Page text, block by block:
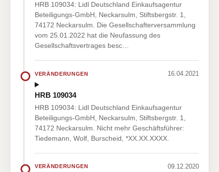
HRB 109034: Lidl Deutschland Einkaufsagentur
Beteiligungs-GmbH, Neckarsulm, Stiftsbergstr. 1,
74172 Neckarsulm. Die Gesellschafterversammlung
vom 25.01.2022 hat die Neufassung des
Gesellschaftsvertrages besc…
VERÄNDERUNGEN 16.04.2021
HRB 109034
HRB 109034: Lidl Deutschland Einkaufsagentur
Beteiligungs-GmbH, Neckarsulm, Stiftsbergstr. 1,
74172 Neckarsulm. Nicht mehr Geschäftsführer:
Tiedemann, Wolf, Burscheid, *XX.XX.XXXX.
VERÄNDERUNGEN 09.12.2020